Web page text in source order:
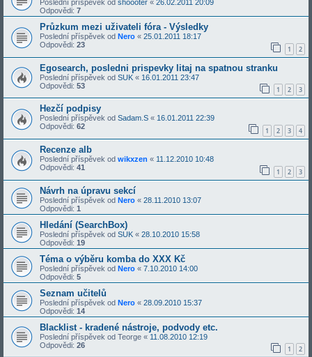
Poslední příspěvek od shoooter « 26.02.2011 20:09
Odpovědi: 7
Průzkum mezi uživateli fóra - Výsledky
Poslední příspěvek od Nero « 25.01.2011 18:17
Odpovědi: 23 1 2
Egosearch, posledni prispevky litaj na spatnou stranku
Poslední příspěvek od SUK « 16.01.2011 23:47
Odpovědi: 53 1 2 3
Hezčí podpisy
Poslední příspěvek od Sadam.S « 16.01.2011 22:39
Odpovědi: 62 1 2 3 4
Recenze alb
Poslední příspěvek od wikxzen « 11.12.2010 10:48
Odpovědi: 41 1 2 3
Návrh na úpravu sekcí
Poslední příspěvek od Nero « 28.11.2010 13:07
Odpovědi: 1
Hledání (SearchBox)
Poslední příspěvek od SUK « 28.10.2010 15:58
Odpovědi: 19
Téma o výběru komba do XXX Kč
Poslední příspěvek od Nero « 7.10.2010 14:00
Odpovědi: 5
Seznam učitelů
Poslední příspěvek od Nero « 28.09.2010 15:37
Odpovědi: 14
Blacklist - kradené nástroje, podvody etc.
Poslední příspěvek od Teorge « 11.08.2010 12:19
Odpovědi: 26 1 2